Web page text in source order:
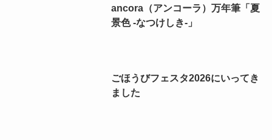
ancora（アンコーラ）万年筆「夏
景色 -なつけしき-」
ごほうびフェスタ2026にいってき
ました